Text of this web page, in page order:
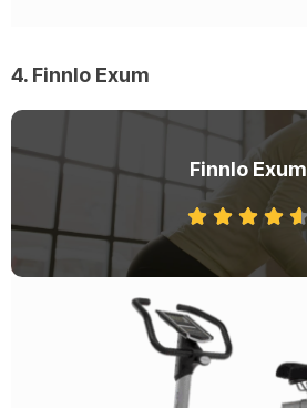
4. Finnlo Exum
Finnlo Exum